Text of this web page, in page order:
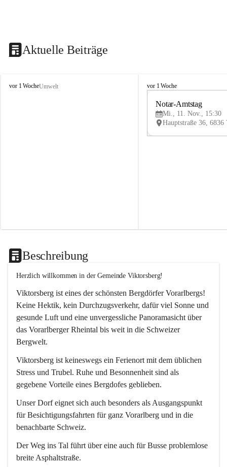
Aktuelle Beiträge
V
vor 1 WocheUmwelt
V
vor 1 Woche
Notar-Amtstag
Mi., 11. Nov., 15:30
Beschreibung
Herzlich willkommen in der Gemeinde Viktorsberg!
Viktorsberg ist eines der schönsten Bergdörfer Vorarlbergs!
Keine Hektik, kein Durchzugsverkehr, dafür viel Sonne und
gesunde Luft und eine unvergessliche Panoramasicht über
das Vorarlberger Rheintal bis weit in die Schweizer
Bergwelt.
Viktorsberg ist keineswegs ein Ferienort mit dem üblichen
Stress und Trubel. Ruhe und Besonnenheit sind als
gegebene Vorteile eines Bergdofes geblieben.
Unser Dorf eignet sich auch besonders als Ausgangspunkt
für Besichtigungsfahrten für ganz Vorarlberg und in die
benachbarte Schweiz.
Der Weg ins Tal führt über eine auch für Busse problemlose
breite Asphaltstraße.